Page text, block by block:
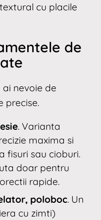
cu placile
de
nevoie de
precise.
. Varianta
maxima si
fisuri sau cioburi.
doar pentru
rapide.
poloboc. Un
cu zimti)